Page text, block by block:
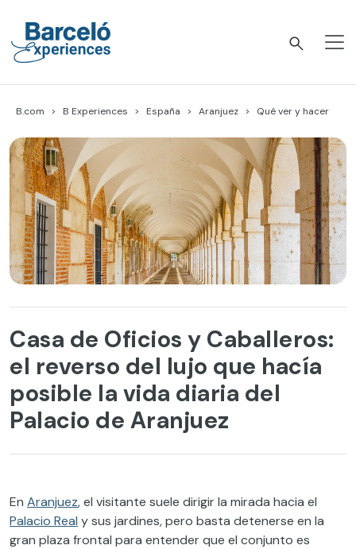
content
B.com B Experiences España Aranjuez Qué ver y hacer
Casa de Oficios y Caballeros:
el reverso del lujo que hacía
posible la vida diaria del
Palacio de Aranjuez
En Aranjuez, el visitante suele dirigir la mirada hacia el
Palacio Real y sus jardines, pero basta detenerse en la
gran plaza frontal para entender que el conjunto es